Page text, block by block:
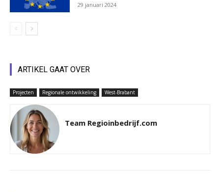
29 januari 2024
ARTIKEL GAAT OVER
Projecten Regionale ontwikkeling West-Brabant
Team Regioinbedrijf.com